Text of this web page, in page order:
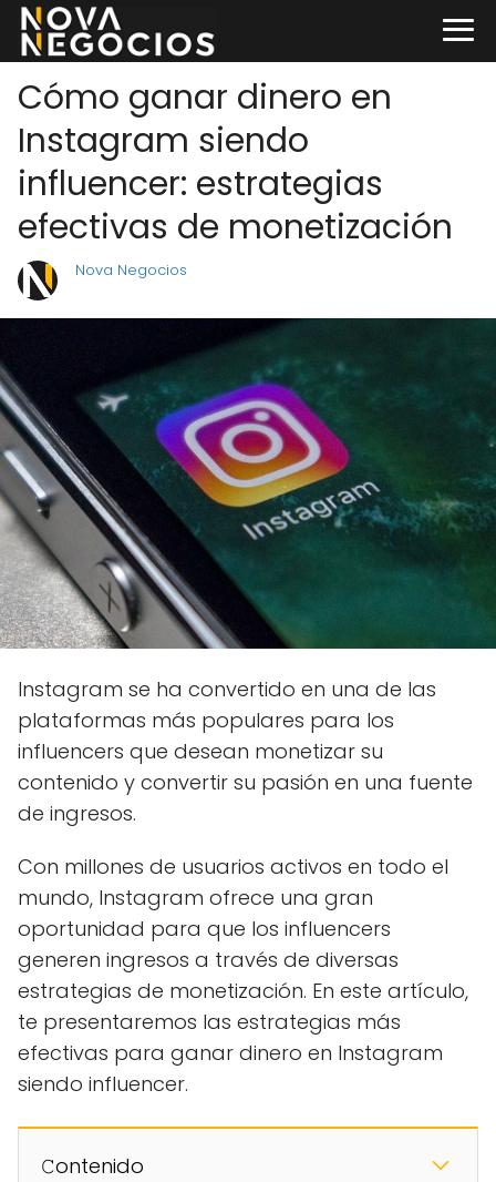
Cómo ganar dinero en
Instagram siendo
influencer: estrategias
efectivas de monetización
Nova Negocios
Instagram se ha convertido en una de las
plataformas más populares para los
influencers que desean monetizar su
contenido y convertir su pasión en una fuente
de ingresos.
Con millones de usuarios activos en todo el
mundo, Instagram ofrece una gran
oportunidad para que los influencers
generen ingresos a través de diversas
estrategias de monetización. En este artículo,
te presentaremos las estrategias más
efectivas para ganar dinero en Instagram
siendo influencer.
𝙲ontenido